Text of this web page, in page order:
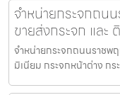
จำหน่ายกระจกถน
ขายส่งกระจก แล
จำหน่ายกระจกถนนราชพ
มิเนียม กระจกหน้าต่าง ก